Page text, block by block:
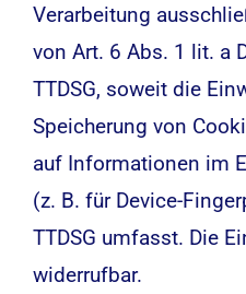
Verarbeitung
von Art. 6 Abs. 1 lit. a
TTDSG, soweit die
Speicherung von
auf Informationen im
(z. B. für Device-
TTDSG umfasst. Die
widerrufbar.